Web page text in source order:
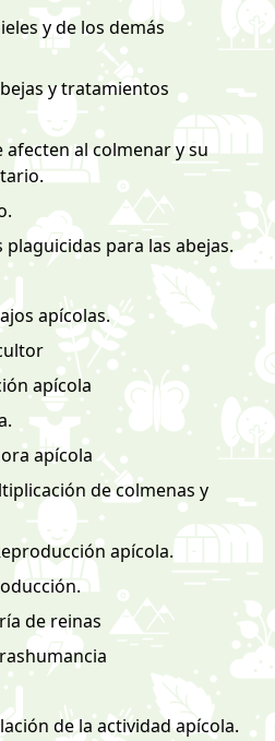
y de los demás
y tratamientos
al colmenar y su
para las abejas.
apícolas.
apícola
apícola
de colmenas y
apícola.
de reinas
de la actividad apícola.